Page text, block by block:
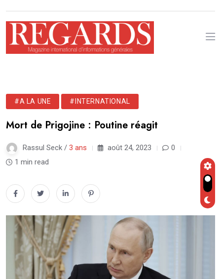
#A LA UNE #INTERNATIONAL
Mort de Prigojine : Poutine réagit
Rassul Seck / 3 ans août 24, 2023
0
1 min read